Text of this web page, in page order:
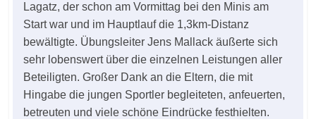
Lagatz, der schon am Vormittag bei den Minis am
Start war und im Hauptlauf die 1,3km-Distanz
bewältigte. Übungsleiter Jens Mallack äußerte sich
sehr lobenswert über die einzelnen Leistungen aller
Beteiligten. Großer Dank an die Eltern, die mit
Hingabe die jungen Sportler begleiteten, anfeuerten,
betreuten und viele schöne Eindrücke festhielten.